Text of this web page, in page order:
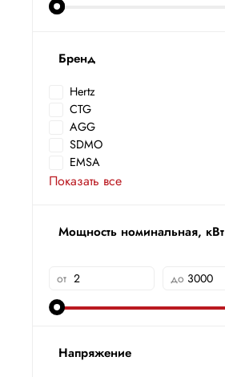
Бренд
Hertz
CTG
AGG
SDMO
EMSA
Показать все
Мощность номинальная, кВт
от до
Напряжение